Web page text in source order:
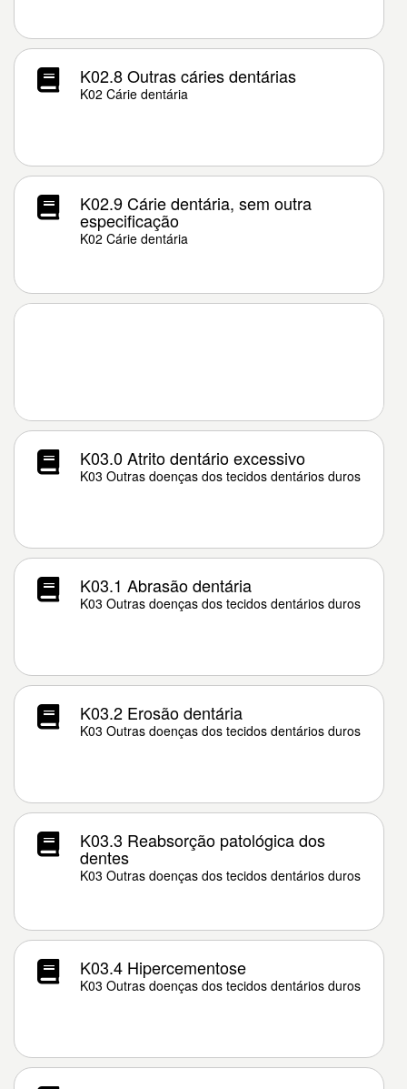
K02.8 Outras cáries dentárias
K02 Cárie dentária
K02.9 Cárie dentária, sem outra
especificação
K02 Cárie dentária
K03.0 Atrito dentário excessivo
K03 Outras doenças dos tecidos dentários duros
K03.1 Abrasão dentária
K03 Outras doenças dos tecidos dentários duros
K03.2 Erosão dentária
K03 Outras doenças dos tecidos dentários duros
K03.3 Reabsorção patológica dos
dentes
K03 Outras doenças dos tecidos dentários duros
K03.4 Hipercementose
K03 Outras doenças dos tecidos dentários duros